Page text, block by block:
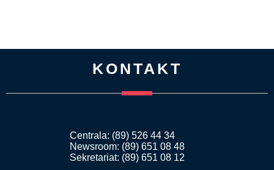
KONTAKT
Centrala: (89) 526 44 34
Newsroom: (89) 651 08 48
Sekretariat: (89) 651 08 12